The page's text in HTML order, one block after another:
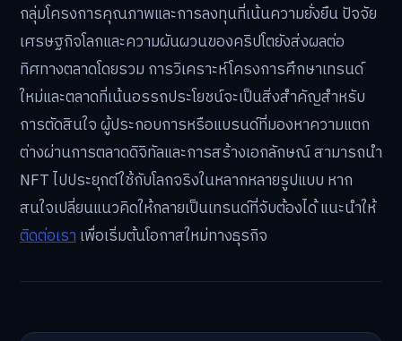
กลุ่มโครงการคุณภาพและการลงทุนที่เน้นความยั่งยืน ปัจจัย
เศรษฐกิจโลกและความผันผวนของคริปโตยังส่งผลต่อ
ทิศทางตลาดโดยรวม การวิเคราะห์โครงการศึกษาเทรนด์
ใหม่และตลาดที่เน้นอรรถประโยชน์จะเป็นสิ่งสำคัญสำหรับ
การตัดสินใจ ผู้ประกอบการหรือแบรนด์ที่มองหาความแตก
ต่างผ่านการตลาดดิจิทัลและการสร้างเอกลักษณ์ สามารถนำ
NFT ไปประยุกต์ใช้กับโลกจริงในหลากหลายรูปแบบ หาก
สนใจเปลี่ยนแนวคิดให้กลายเป็นเทรนด์ที่จับต้องได้ แนะนำให้
ติดต่อเราเพื่อเริ่มต้นโอกาสใหม่ทางธุรกิจ